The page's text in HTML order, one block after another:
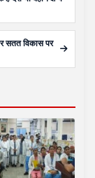
सतत विकास पर